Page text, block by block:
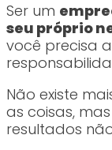
Ser um
seu próprio
você precisa
Não existe
as coisas,
resultados